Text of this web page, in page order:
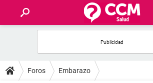
FOROS
Foros Embarazo